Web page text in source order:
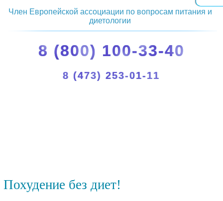
Член Европейской ассоциации по вопросам питания и
диетологии
8 (800) 100-33-40
8 (473) 253-01-11
Похудение без диет!